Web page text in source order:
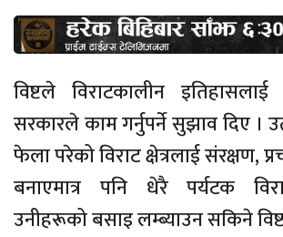
विष्टले विराटकालीन इतिहासलाई
सरकारले काम गर्नुपर्ने सुझाव दिए ।
फेला परेको विराट क्षेत्रलाई संरक्षण,
बनाएमात्र पनि धेरै पर्यटक
उनीहरूको बसाइ लम्ब्याउन सकिने